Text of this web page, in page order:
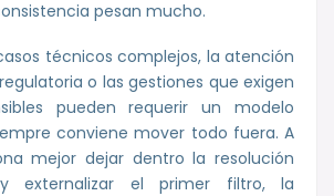
pesan mucho.
técnicos complejos, la atención
o las gestiones que exigen
pueden requerir un modelo
conviene mover todo fuera. A
mejor dejar dentro la resolución
y externalizar el primer filtro, la